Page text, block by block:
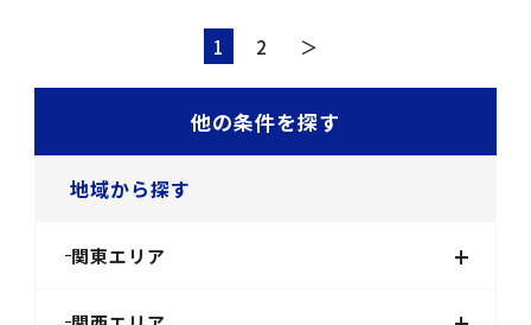
他の条件を探す
地域から探す
関東エリア +
1 2 ＞